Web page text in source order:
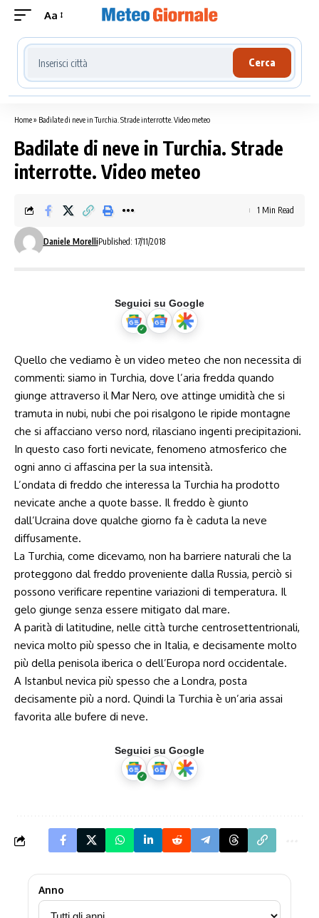
Aa
Cerca località meteo
Cerca
Home» Badilate di neve in Turchia. Strade interrotte. Video meteo
Badilate di neve in Turchia. Strade
interrotte. Video meteo
Daniele MorelliPublished: 17/11/2018
1 Min Read
Seguici su Google
Quello che vediamo è un video meteo che non necessita di
commenti: siamo in Turchia, dove l’aria fredda quando
giunge attraverso il Mar Nero, ove attinge umidità che si
tramuta in nubi, nubi che poi risalgono le ripide montagne
che si affacciano verso nord, rilasciano ingenti precipitazioni.
In questo caso forti nevicate, fenomeno atmosferico che
ogni anno ci affascina per la sua intensità.
L’ondata di freddo che interessa la Turchia ha prodotto
nevicate anche a quote basse. Il freddo è giunto
dall’Ucraina dove qualche giorno fa è caduta la neve
diffusamente.
La Turchia, come dicevamo, non ha barriere naturali che la
proteggono dal freddo proveniente dalla Russia, perciò si
possono verificare repentine variazioni di temperatura. Il
gelo giunge senza essere mitigato dal mare.
A parità di latitudine, nelle città turche centrosettentrionali,
nevica molto più spesso che in Italia, e decisamente molto
più della penisola iberica o dell’Europa nord occidentale.
A Istanbul nevica più spesso che a Londra, posta
decisamente più a nord. Quindi la Turchia è un’aria assai
favorita alle bufere di neve.
Seguici su Google
Anno